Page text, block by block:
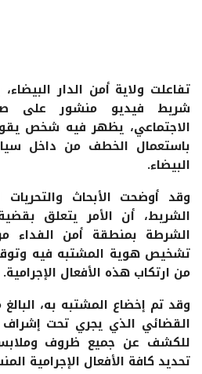
تفاعلت ولاية أمن الدار
شريط فيديو منشور على
الاجتماعي، يظهر فيه شخص
باستعمال الخطف من داخل
البيضاء.
وقد أوضحت الأبحاث
الشريط، أن الأمر يتعلق
الشرطة بمنطقة أمن الفداء
تشخيص هوية المشتبه فيه
من ارتكاب هذه الأفعال الإجرامية.
القضائي الذي يجري تحت إشراف
للكشف عن جميع ظروف
تحديد كافة الأفعال الإجرامية